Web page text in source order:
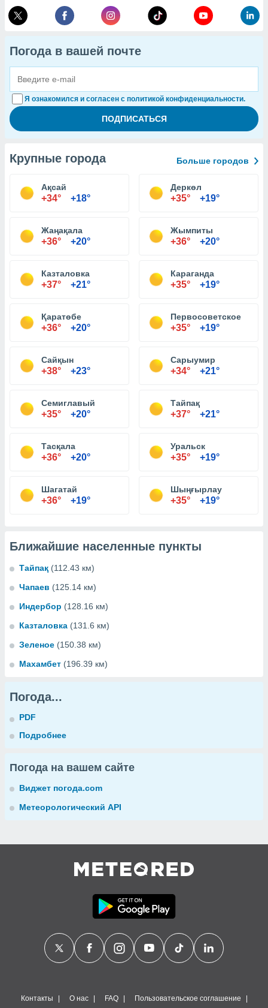
Погода в вашей почте
Я ознакомился и согласен с политикой конфиденциальности.
Крупные города Больше городов
Ақсай
+34° +18°
Деркөл
+35° +19°
Жаңақала
+36° +20°
Жымпиты
+36° +20°
Казталовка
+37° +21°
Караганда
+35° +19°
Қаратөбе
+36° +20°
Первосоветское
+35° +19°
Сайқын
+38° +23°
Сарыумир
+34° +21°
Семиглавый
+35° +20°
Тайпақ
+37° +21°
Тасқала
+36° +20°
Уральск
+35° +19°
Шагатай
+36° +19°
Шыңғырлау
+35° +19°
Ближайшие населенные пункты
Тайпақ (112.43 км)
Чапаев (125.14 км)
Индербор (128.16 км)
Казталовка (131.6 км)
Зеленое (150.38 км)
Махамбет (196.39 км)
Погода...
PDF
Подробнее
Погода на вашем сайте
Виджет погода.com
Метеорологический API
Контакты О нас FAQ Пользовательское соглашение